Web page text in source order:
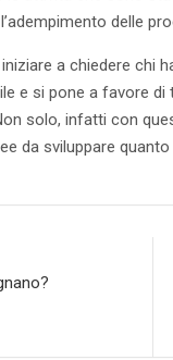
delle
a chiedere chi
e si pone a favore
solo, infatti con
da sviluppare quanto